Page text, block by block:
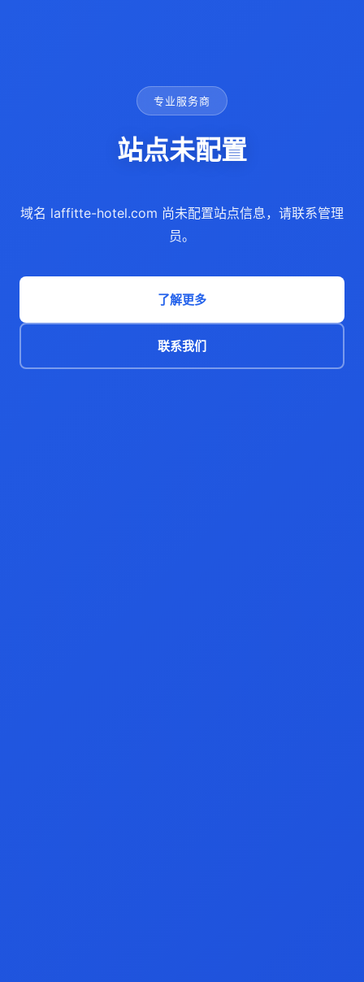
专业服务商
站点未配置
域名 laffitte-hotel.com 尚未配置站点信息，请联系管理
员。
了解更多
联系我们